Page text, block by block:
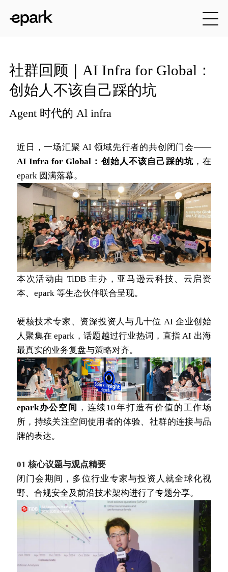
社群回顾｜AI Infra for Global：
创始人不该自己踩的坑
Agent 时代的 Al infra
近日，一场汇聚 AI 领域先行者的共创闭门会——
AI Infra for Global：创始人不该自己踩的坑，在
epark 圆满落幕。
本次活动由 TiDB 主办，亚马逊云科技、云启资
本、epark 等生态伙伴联合呈现。
硬核技术专家、资深投资人与几十位 AI 企业创始
人聚集在 epark，话题越过行业热词，直指 AI 出海
最真实的业务复盘与策略对齐。
epark办公空间
，连续10年打造有价值的工作场
所，持续关注空间使用者的体验、社群的连接与品
牌的表达。
01 核心议题与观点精要
闭门会期间，多位行业专家与投资人就全球化视
野、合规安全及前沿技术架构进行了专题分享。